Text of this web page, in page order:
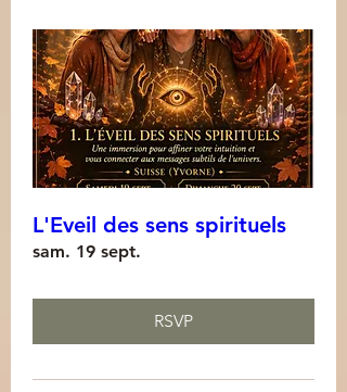
L'Eveil des sens spirituels
sam. 19 sept.
RSVP